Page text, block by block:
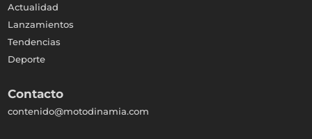
Actualidad
Lanzamientos
Tendencias
Deporte
Contacto
contenido@motodinamia.com